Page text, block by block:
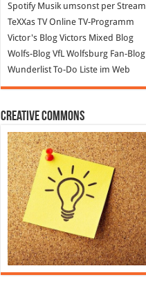
SpotifyMusik umsonst per Stream
TeXXas TVOnline TV-Programm
Victor's BlogVictors Mixed Blog
Wolfs-BlogVfL Wolfsburg Fan-Blog
WunderlistTo-Do Liste im Web
Creative Commons